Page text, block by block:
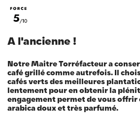
A l'ancienne !
Notre Maitre Torréfacteur a
café grillé comme autrefois. Il
cafés verts des meilleures
lentement pour en obtenir la
engagement permet de vous offrir
arabica doux et très parfumé.